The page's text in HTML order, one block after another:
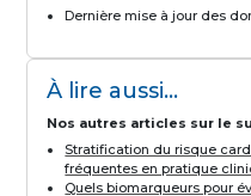
Dernière mise à jour des
À lire aussi...
Nos autres articles sur le
Stratification du risque
fréquentes en pratique
Quels biomarqueurs pour